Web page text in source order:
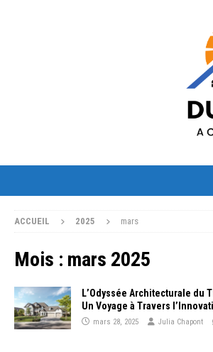
ACCUEIL 2025 mars
Mois : mars 2025
L’Odyssée Architecturale du
Un Voyage à Travers
mars 28, 2025 Julia Chapont